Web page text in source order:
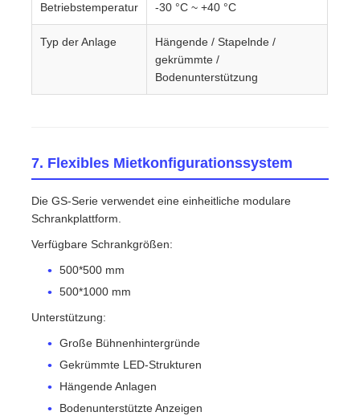
Betriebstemperatur -30 °C ~ +40 °C
Typ der Anlage
Hängende / Stapelnde /
gekrümmte /
Bodenunterstützung
7. Flexibles Mietkonfigurationssystem
Die GS-Serie verwendet eine einheitliche modulare
Schrankplattform.
Verfügbare Schrankgrößen:
500*500 mm
500*1000 mm
Unterstützung:
Große Bühnenhintergründe
Gekrümmte LED-Strukturen
Hängende Anlagen
Bodenunterstützte Anzeigen